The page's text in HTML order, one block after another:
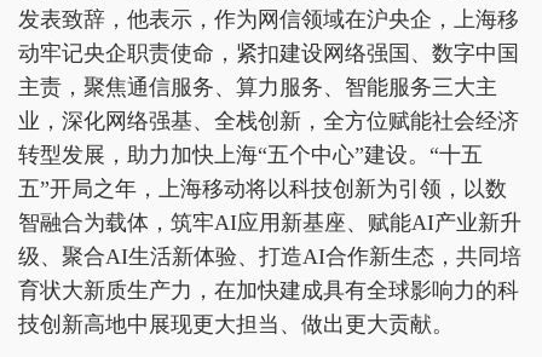
发表致辞，他表示，作为网信领域在沪央企，上海移
动牢记央企职责使命，紧扣建设网络强国、数字中国
主责，聚焦通信服务、算力服务、智能服务三大主
业，深化网络强基、全栈创新，全方位赋能社会经济
转型发展，助力加快上海“五个中心”建设。“十五
五”开局之年，上海移动将以科技创新为引领，以数
智融合为载体，筑牢AI应用新基座、赋能AI产业新升
级、聚合AI生活新体验、打造AI合作新生态，共同培
育状大新质生产力，在加快建成具有全球影响力的科
技创新高地中展现更大担当、做出更大贡献。